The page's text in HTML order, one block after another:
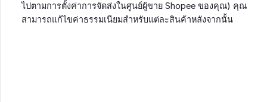
ไปตามการตั้งค่าการจัดส่งในศูนย์ผู้ขาย Shopee ของคุณ) คุณ
สามารถแก้ไขค่าธรรมเนียมสำหรับแต่ละสินค้าหลังจากนั้น